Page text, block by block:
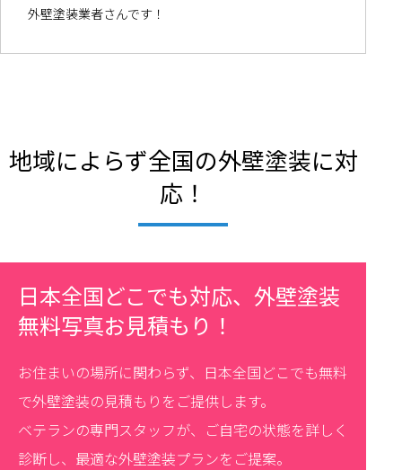
外壁塗装業者さんです！
地域によらず全国の外壁塗装に対
応！
日本全国どこでも対応、外壁塗装
無料写真お見積もり！
お住まいの場所に関わらず、日本全国どこでも無料
で外壁塗装の見積もりをご提供します。
ベテランの専門スタッフが、ご自宅の状態を詳しく
診断し、最適な外壁塗装プランをご提案。